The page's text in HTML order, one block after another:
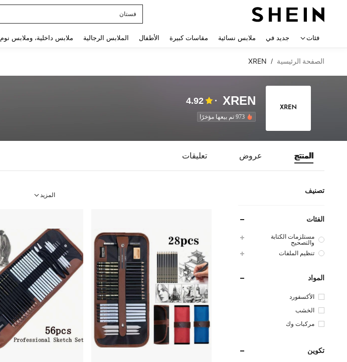
squishy
فئات جديد في ملابس نسائية مقاسات كبيرة الأطفال الملابس الرجالية ملابس داخلية، وملابس نوم
الصفحة الرئيسية /
XREN
XREN
4.92
973 تم بيعها مؤخرًا
المنتج عروض تعليقات
تصنيف
الفئات
مستلزمات الكتابة
والتصحيح
تنظيم الملفات
المواد
الأكسفورد
الخشب
مركبات وك
تكوين
المزيد